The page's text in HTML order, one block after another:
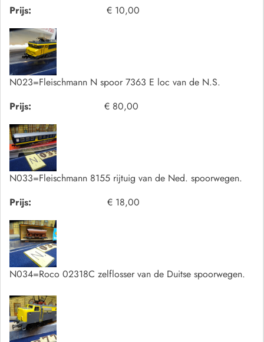
Prijs:
€ 10,00
N023=Fleischmann N spoor 7363 E loc van de N.S.
Prijs:
€ 80,00
N033=Fleischmann 8155 rijtuig van de Ned. spoorwegen.
Prijs:
€ 18,00
N034=Roco 02318C zelflosser van de Duitse spoorwegen.